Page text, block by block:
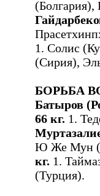
1. Солис
(Сирия),
БОРЬБА
Батыров
66 кг. 1.
Ю Же Мун
кг. 1.
(Турция).